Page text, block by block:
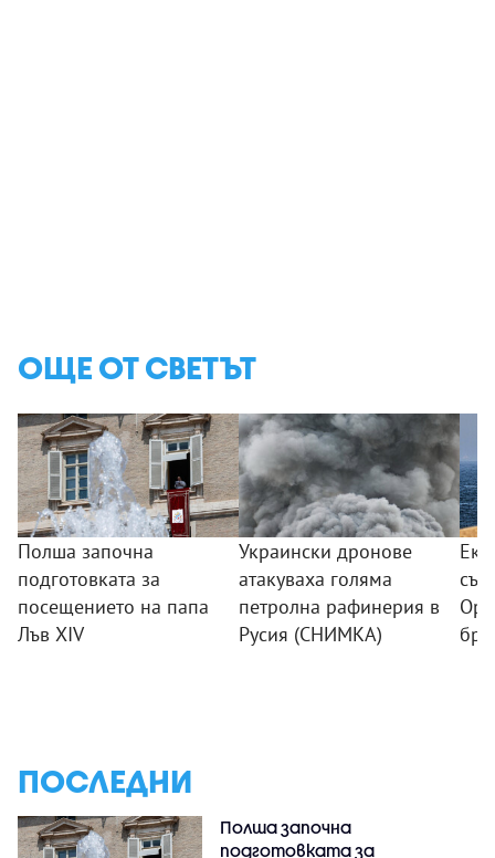
ОЩЕ ОТ СВЕТЪТ
Полша започна
подготовката за
посещението на папа
Лъв XIV
Украински дронове
атакуваха голяма
петролна рафинерия в
Русия (СНИМКА)
ПОСЛЕДНИ
Полша започна
подготовката за